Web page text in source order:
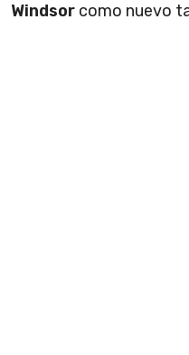
Windsor como nuevo